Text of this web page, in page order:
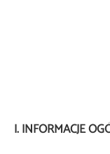
I. INFORMACJE
do lutowania